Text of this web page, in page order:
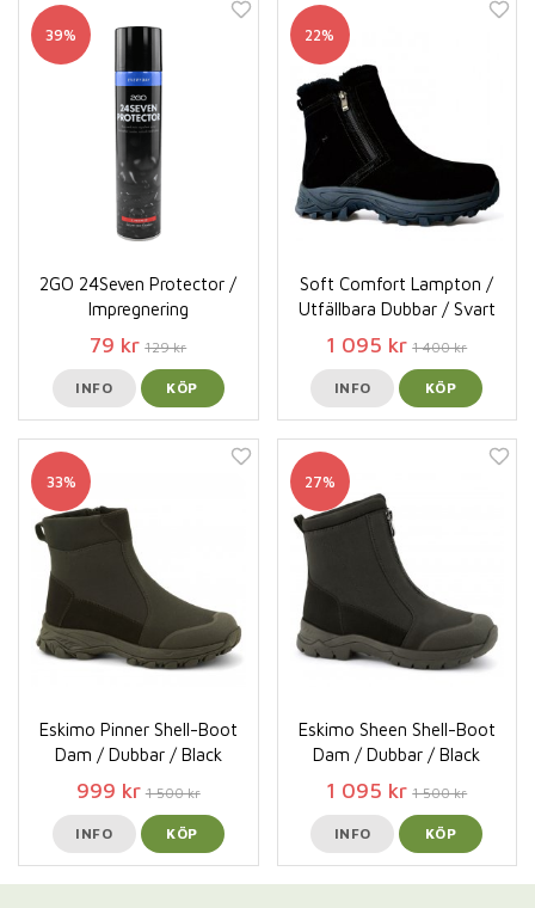
39%
2GO 24Seven Protector /
Impregnering
79 kr 129 kr
INFO KÖP
22%
Soft Comfort Lampton /
Utfällbara Dubbar / Svart
1 095 kr 1 400 kr
INFO KÖP
33%
Eskimo Pinner Shell-Boot
Dam / Dubbar / Black
999 kr 1 500 kr
INFO KÖP
27%
Eskimo Sheen Shell-Boot
Dam / Dubbar / Black
1 095 kr 1 500 kr
INFO KÖP